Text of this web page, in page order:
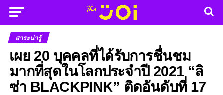
สาระน่ารู้
เผย 20 บุคคลที่ได้รับการชื่นชม
มากที่สุดในโลกประจำปี 2021 “ลิ
ซ่า BLACKPINK” ติดอันดับที่ 17